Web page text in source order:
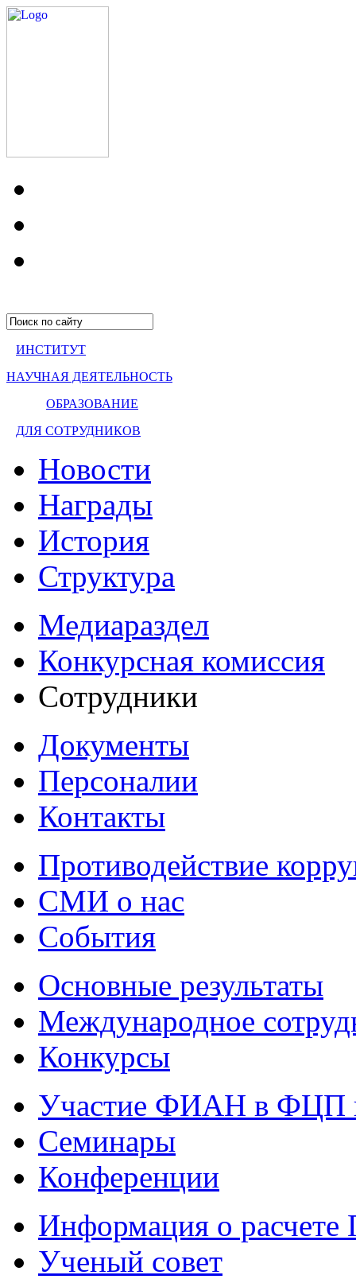
ИНСТИТУТ
НАУЧНАЯ ДЕЯТЕЛЬНОСТЬ
ОБРАЗОВАНИЕ
ДЛЯ СОТРУДНИКОВ
Новости
Награды
История
Структура
Медиараздел
Конкурсная комиссия
Сотрудники
Документы
Персоналии
Контакты
Противодействие
СМИ о нас
События
Основные результаты
Международное
Конкурсы
Участие ФИАН в ФЦП
Семинары
Конференции
Информация о
Ученый совет